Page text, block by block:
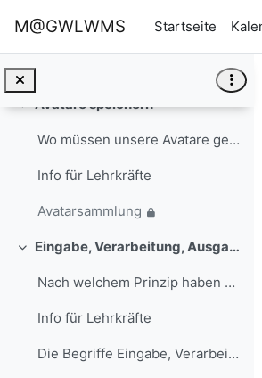
M@GWLWMS Startseite
Info für Lehrkräfte
Einklappen
Avatare speichern
Wo müssen unsere Avatare gespeichert werden, damit...
Info für Lehrkräfte
Avatarsammlung
Einklappen Eingabe, Verarbeitung, Ausgabe
Nach welchem Prinzip haben wir das Informatiksyste...
Info für Lehrkräfte
Die Begriffe Eingabe, Verarbeitung und Ausgabe wer...